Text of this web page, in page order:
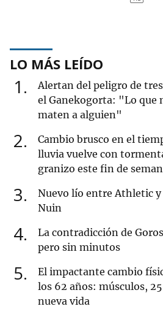
LO MÁS LEÍDO
1
Alertan del peligro de
el Ganekogorta: "Lo que
maten a alguien"
2
Cambio brusco en el
lluvia vuelve con
granizo este fin de
3
Nuevo lío entre Athletic y
Nuin
4
La contradicción de
pero sin minutos
5
El impactante cambio
los 62 años: músculos,
nueva vida